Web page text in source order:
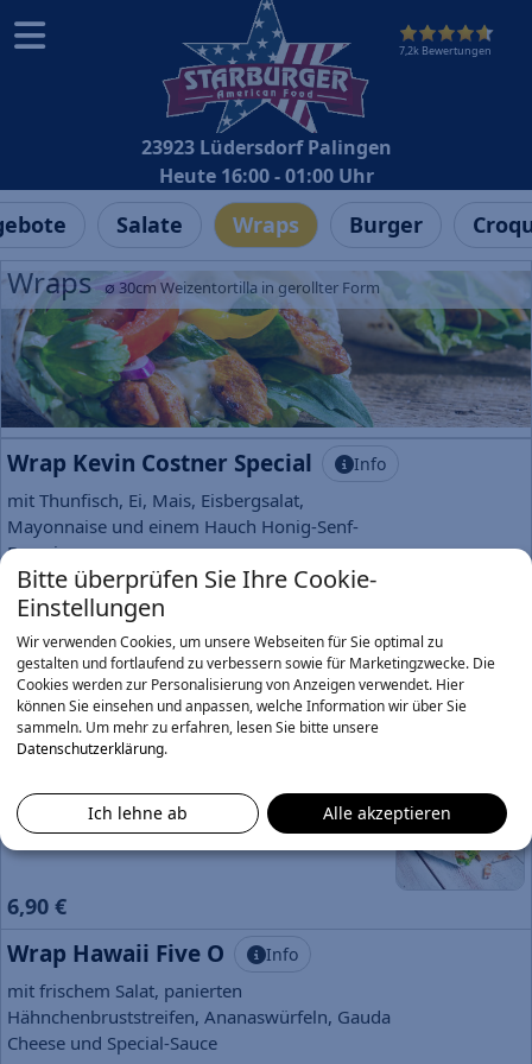
7,2k Bewertungen
23923 Lüdersdorf Palingen
Heute 16:00 - 01:00 Uhr
Salate Wraps Burger
Wraps ∅ 30cm Weizentortilla in gerollter Form
Wrap Kevin Costner Special Info
mit Thunfisch, Ei, Mais, Eisbergsalat,
Mayonnaise und einem Hauch Honig-Senf-
Dressing
7,90 €
Wrap Barry White
mit Paprika, Mais, Tomaten, Gurken,
Eisbergsalat, Rucola und Honig-Senf-Dressing
7,90 €
mit frischem Salat, Hähnchenbruststreifen und
Remoulade
6,90 €
Wrap Hawaii Five O Info
mit frischem Salat, panierten
Hähnchenbruststreifen, Ananaswürfeln, Gauda
Cheese und Special-Sauce
Bitte überprüfen Sie Ihre Cookie-
Einstellungen
Wir verwenden Cookies, um unsere Webseiten für Sie optimal zu
gestalten und fortlaufend zu verbessern sowie für Marketingzwecke. Die
Cookies werden zur Personalisierung von Anzeigen verwendet. Hier
können Sie einsehen und anpassen, welche Information wir über Sie
sammeln. Um mehr zu erfahren, lesen Sie bitte unsere
Datenschutzerklärung.
Ich lehne ab Alle akzeptieren